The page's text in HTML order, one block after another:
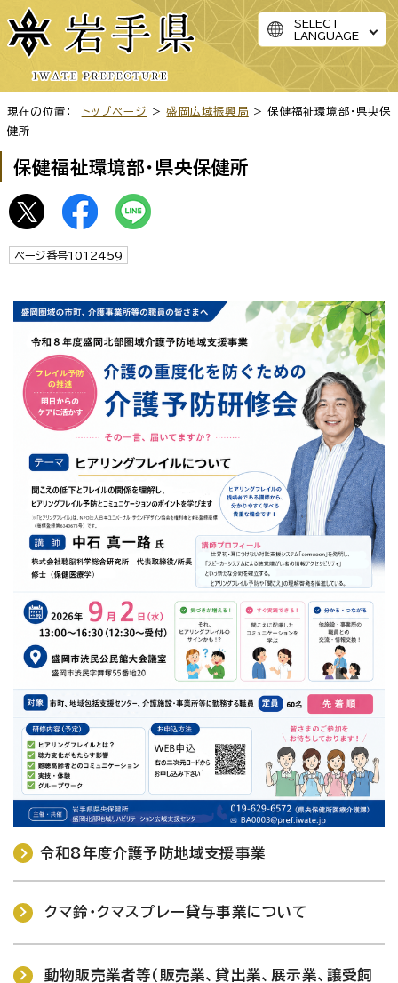
SELECT
LANGUAGE
現在の位置： トップページ >盛岡広域振興局 > 保健福祉環境部・県央保
健所
保健福祉環境部・県央保健所
ページ番号1012459
令和8年度介護予防地域支援事業
クマ鈴・クマスプレー貸与事業について
動物販売業者等（販売業、貸出業、展示業、譲受飼